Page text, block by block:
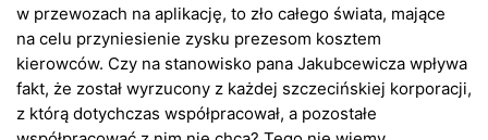
w przewozach na aplikację, to zło całego świata, mające
na celu przyniesienie zysku prezesom kosztem
kierowców. Czy na stanowisko pana Jakubcewicza wpływa
fakt, że został wyrzucony z każdej szczecińskiej korporacji,
z którą dotychczas współpracował, a pozostałe